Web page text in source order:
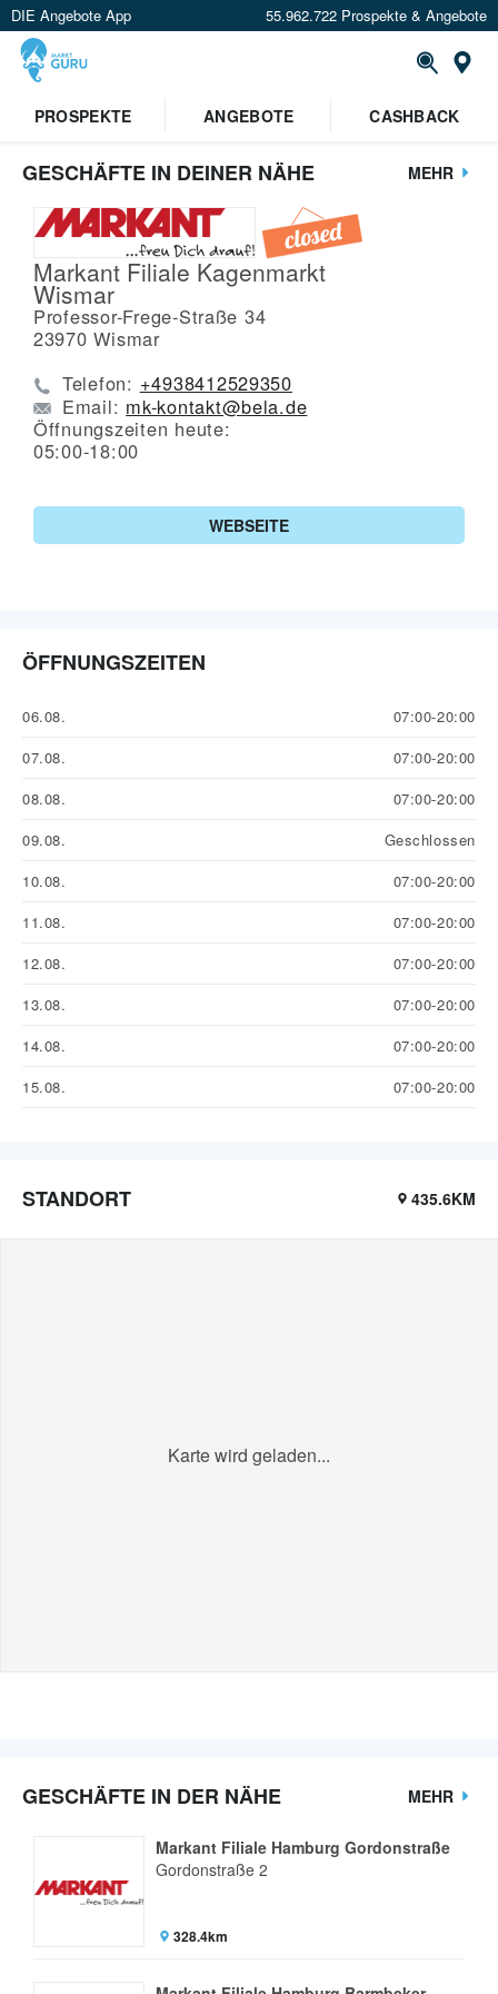
DIE Angebote App 55.962.722 Prospekte & Angebote
PROSPEKTE
ANGEBOTE CASHBACK
GESCHÄFTE IN DEINER NÄHE MEHR
Markant Filiale Kagenmarkt
Wismar
Professor-Frege-Straße 34
23970 Wismar
Telefon: +4938412529350
Email: mk-kontakt@bela.de
Öffnungszeiten heute:
05:00-18:00
WEBSEITE
ÖFFNUNGSZEITEN
06.08.
07:00-20:00
07.08.
07:00-20:00
08.08.
07:00-20:00
09.08.
Geschlossen
10.08.
07:00-20:00
11.08.
07:00-20:00
12.08.
07:00-20:00
13.08.
07:00-20:00
14.08.
07:00-20:00
15.08.
07:00-20:00
STANDORT 435.6KM
Karte wird geladen...
GESCHÄFTE IN DER NÄHE MEHR
Markant Filiale Hamburg Gordonstraße
Gordonstraße 2
328.4km